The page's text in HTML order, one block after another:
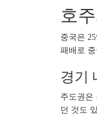
호
중국은
패배로
경기
주도권은
던 것도